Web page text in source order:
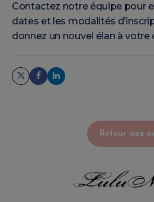
Contactez notre équipe pour
dates et les modalités
donnez un nouvel élan à votre
Retour aux